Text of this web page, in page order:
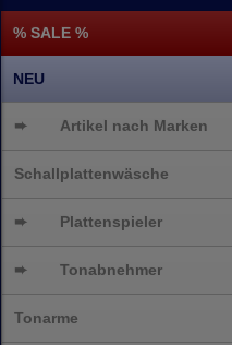
% SALE %
NEU
➨ Artikel nach Marken
Schallplattenwäsche
➨ Plattenspieler
➨ Tonabnehmer
Tonarme